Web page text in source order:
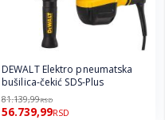
DEWALT Elektro pneumatska
bušilica-čekić SDS-Plus
81.139,99RSD
56.739,99RSD